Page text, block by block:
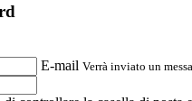
E-mail Verrà inviato un